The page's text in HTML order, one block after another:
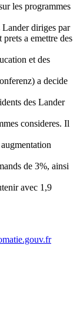
les programmes
Lander diriges par
a emettre des
et des
a decide
des Lander
consideres. Il
de 3%, ainsi
avec 1,9